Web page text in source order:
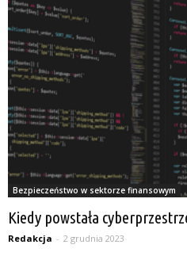
Bezpieczeństwo w sektorze finansowym
Kiedy powstała
Redakcja - 2 grudnia 2023